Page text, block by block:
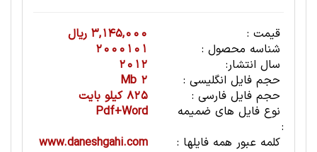
قیمت :
3,145,000 ریال
شناسه محصول :
2000101
سال انتشار:
2012
حجم فایل انگلیسی :
2 Mb
حجم فایل فارسی :
825 کیلو بایت
نوع فایل های ضمیمه
:
Pdf+Word
کلمه عبور همه فایلها :
www.daneshgahi.com